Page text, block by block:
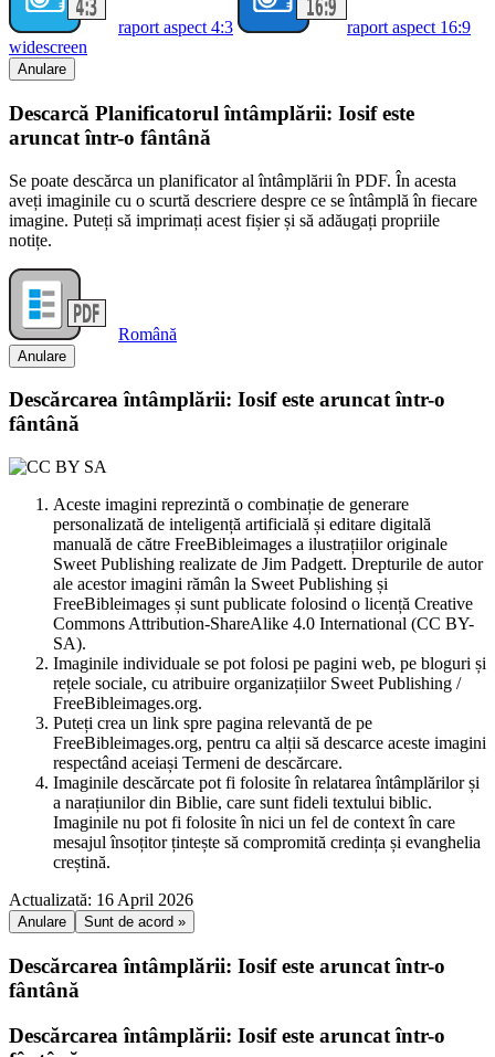
raport aspect 4:3
raport aspect 16:9
widescreen
Anulare
Descarcă Planificatorul întâmplării: Iosif este
aruncat într-o fântână
Se poate descărca un planificator al întâmplării în PDF. În acesta
aveți imaginile cu o scurtă descriere despre ce se întâmplă în fiecare
imagine. Puteți să imprimați acest fișier și să adăugați propriile
notițe.
Română
Anulare
Descărcarea întâmplării: Iosif este aruncat într-o
fântână
Aceste imagini reprezintă o combinație de generare
personalizată de inteligență artificială și editare digitală
manuală de către FreeBibleimages a ilustrațiilor originale
Sweet Publishing realizate de Jim Padgett. Drepturile de autor
ale acestor imagini rămân la Sweet Publishing și
FreeBibleimages și sunt publicate folosind o licență Creative
Commons Attribution-ShareAlike 4.0 International (CC BY-
SA).
Imaginile individuale se pot folosi pe pagini web, pe bloguri și
rețele sociale, cu atribuire organizațiilor Sweet Publishing /
FreeBibleimages.org.
Puteți crea un link spre pagina relevantă de pe
FreeBibleimages.org, pentru ca alții să descarce aceste imagini
respectând aceiași Termeni de descărcare.
Imaginile descărcate pot fi folosite în relatarea întâmplărilor și
a narațiunilor din Biblie, care sunt fideli textului biblic.
Imaginile nu pot fi folosite în nici un fel de context în care
mesajul însoțitor țintește să compromită credința și evanghelia
creștină.
Actualizată: 16 April 2026
Anulare Sunt de acord »
Descărcarea întâmplării: Iosif este aruncat într-o
fântână
Descărcarea întâmplării: Iosif este aruncat într-o